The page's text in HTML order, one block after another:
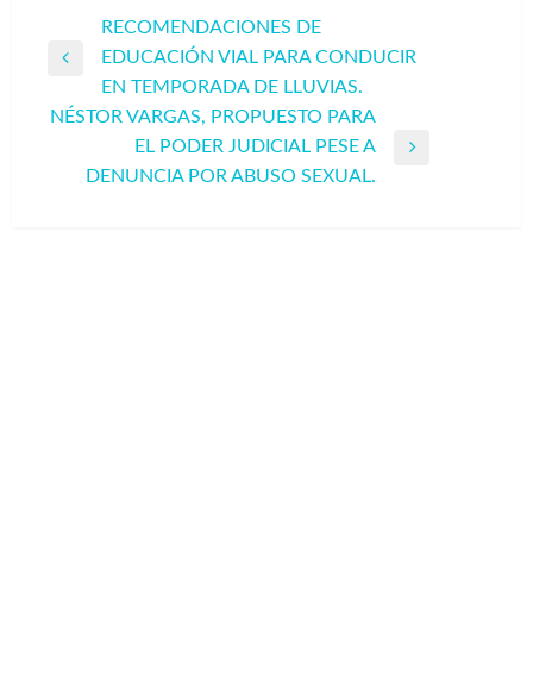
Navegación
de
entradas
anterior
RECOMENDACIONES DE
EDUCACIÓN VIAL PARA CONDUCIR
EN TEMPORADA DE LLUVIAS.
NÉSTOR VARGAS, PROPUESTO PARA
EL PODER JUDICIAL PESE A
DENUNCIA POR ABUSO SEXUAL.